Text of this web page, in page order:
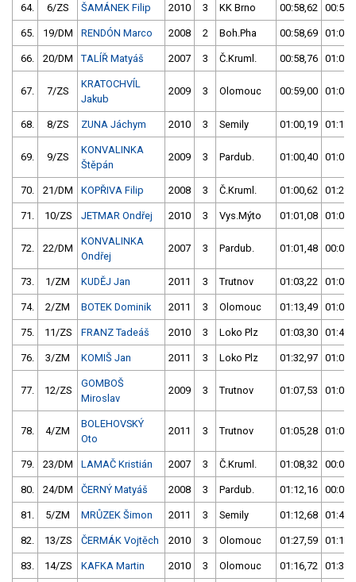
64. 6/ZS ŠAMÁNEK Filip 2010 3 KK Brno 00:58,62
65. 19/DM RENDÓN Marco 2008 2 Boh.Pha 00:58,69
66. 20/DM TALÍŘ Matyáš 2007 3 Č.Kruml. 00:58,76
67. 7/ZS
KRATOCHVÍL
Jakub
2009 3 Olomouc 00:59,00
68. 8/ZS ZUNA Jáchym 2010 3 Semily 01:00,19
69. 9/ZS
KONVALINKA
Štěpán
2009 3 Pardub. 01:00,40
70. 21/DM KOPŘIVA Filip 2008 3 Č.Kruml. 01:00,62
71. 10/ZS JETMAR Ondřej 2010 3 Vys.Mýto 01:01,08
72. 22/DM
KONVALINKA
Ondřej
2007 3 Pardub. 01:01,48
73. 1/ZM KUDĚJ Jan 2011 3 Trutnov 01:03,22
74. 2/ZM BOTEK Dominik 2011 3 Olomouc 01:13,49
75. 11/ZS FRANZ Tadeáš 2010 3 Loko Plz 01:03,30
76. 3/ZM KOMIŠ Jan 2011 3 Loko Plz 01:32,97
77. 12/ZS
GOMBOŠ
Miroslav
2009 3 Trutnov 01:07,53
78. 4/ZM
BOLEHOVSKÝ
Oto
2011 3 Trutnov 01:05,28
79. 23/DM LAMAČ Kristián 2007 3 Č.Kruml. 01:08,32
80. 24/DM ČERNÝ Matyáš 2008 3 Pardub. 01:12,16
81. 5/ZM MRŮZEK Šimon 2011 3 Semily 01:12,68
82. 13/ZS ČERMÁK Vojtěch 2010 3 Olomouc 01:27,59
83. 14/ZS KAFKA Martin 2010 3 Olomouc 01:16,72